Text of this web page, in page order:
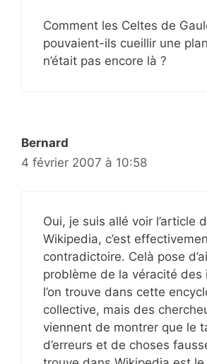
Comment les Celtes de
pouvaient-ils cueillir une
n’était pas encore là ?
Bernard
4 février 2007 à 10:58
Oui, je suis allé voir l’article
Wikipedia, c’est
contradictoire. Celà pose
problème de la véracité des
l’on trouve dans cette
collective, mais des
viennent de montrer que le
d’erreurs et de choses